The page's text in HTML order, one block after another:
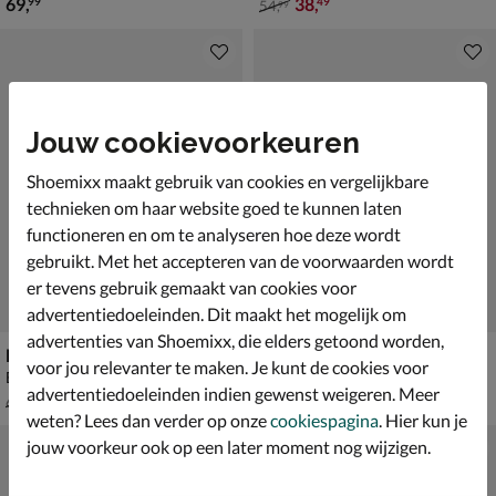
54,99
Nelson Kids
Babyschoenen - rose goud
van € 69,99 vanaf € 41,99
69 99 v.a.41,99
Shoesme
Babyschoenen - goud
€ 69,99
69,99
Jouw cookievoorkeuren
Shoemixx maakt gebruik van cookies en vergelijkbare
technieken om haar website goed te kunnen laten
functioneren en om te analyseren hoe deze wordt
gebruikt. Met het accepteren van de voorwaarden wordt
er tevens gebruik gemaakt van cookies voor
advertentiedoeleinden. Dit maakt het mogelijk om
advertenties van Shoemixx, die elders getoond worden,
voor jou relevanter te maken. Je kunt de cookies voor
advertentiedoeleinden indien gewenst weigeren. Meer
weten? Lees dan verder op onzecookiespagina. Hier kun je
jouw voorkeur ook op een later moment nog wijzigen.